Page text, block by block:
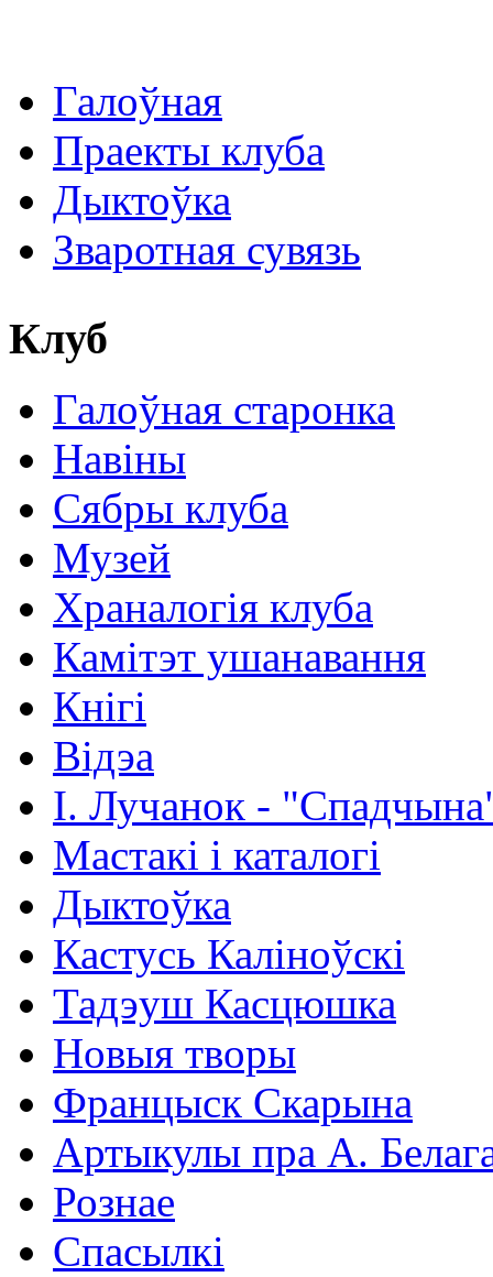
Галоўная
Праекты клуба
Дыктоўка
Зваротная сувязь
Клуб
Галоўная старонка
Навіны
Сябры клуба
Музей
Храналогія клуба
Камітэт ушанавання
Кнігі
Відэа
І. Лучанок -
Мастакі i каталогi
Дыктоўка
Кастусь Каліноўскі
Тадэуш Касцюшка
Новыя творы
Францыск Скарына
Артыкулы пра А.
Рознае
Спасылкі